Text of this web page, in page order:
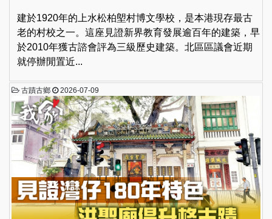
建於1920年的上水松柏塱村博文學校，是本港現存最古
老的村校之一。這座見證新界教育發展逾百年的建築，早
於2010年獲古諮會評為三級歷史建築。北區區議會近期
就停辦閒置近...
古蹟古鄉 2026-07-09